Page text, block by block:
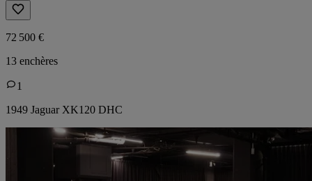
72 500 €
13 enchères
1
1949 Jaguar XK120 DHC